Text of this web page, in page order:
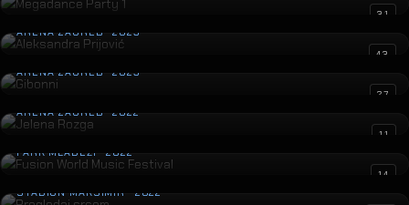
31
Aleksandra Prijović
ARENA ZAGREB · 2023
43
Gibonni
ARENA ZAGREB · 2023
27
Jelena Rozga
ARENA ZAGREB · 2022
11
14